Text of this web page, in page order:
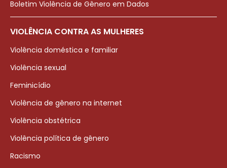
Boletim Violência de Gênero em Dados
VIOLÊNCIA CONTRA AS MULHERES
Violência doméstica e familiar
Violência sexual
Feminicídio
Violência de gênero na internet
Violência obstétrica
Violência política de gênero
Racismo